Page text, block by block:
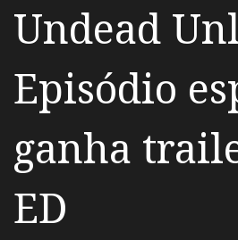
Undead
Episódio
ganha
ED